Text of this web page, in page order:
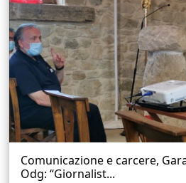
Comunicazione e carcere,
Odg: “Giornalist...